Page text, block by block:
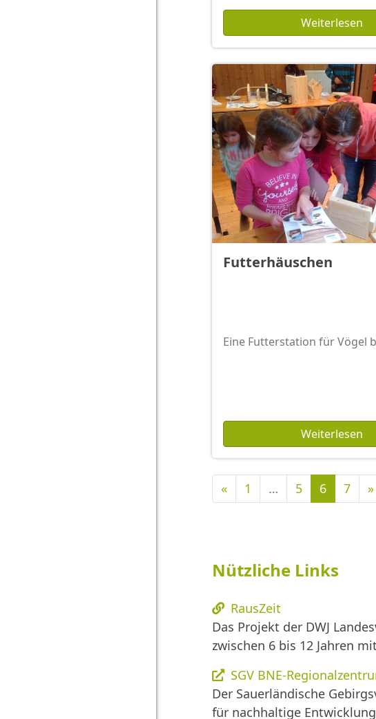
Nützliche Links
RausZeit
Das Projekt der DWJ
zwischen 6 bis 12 Jahren
SGV BNE-
Der Sauerländische
für nachhaltige
Weiterlesen
Futterhäuschen
Eine Futterstation für Vögel
Weiterlesen
«Vorherige
1 … 5 6 7 »